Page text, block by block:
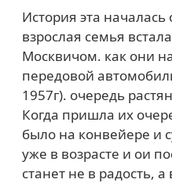
История эта
взрослая семья
Москвичом. как они
передовой
1957г). очередь
Когда пришла их
было на конвейере и
уже в возрасте и ои
станет не в радость, а